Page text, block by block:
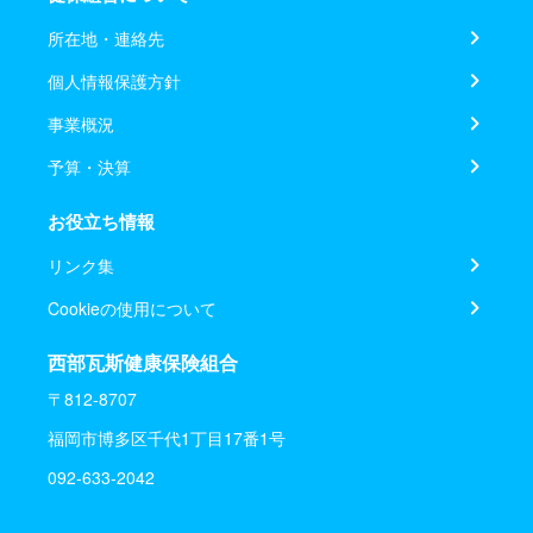
所在地・連絡先
個人情報保護方針
事業概況
予算・決算
お役立ち情報
リンク集
Cookieの使用について
西部瓦斯健康保険組合
〒812-8707
福岡市博多区千代1丁目17番1号
092-633-2042